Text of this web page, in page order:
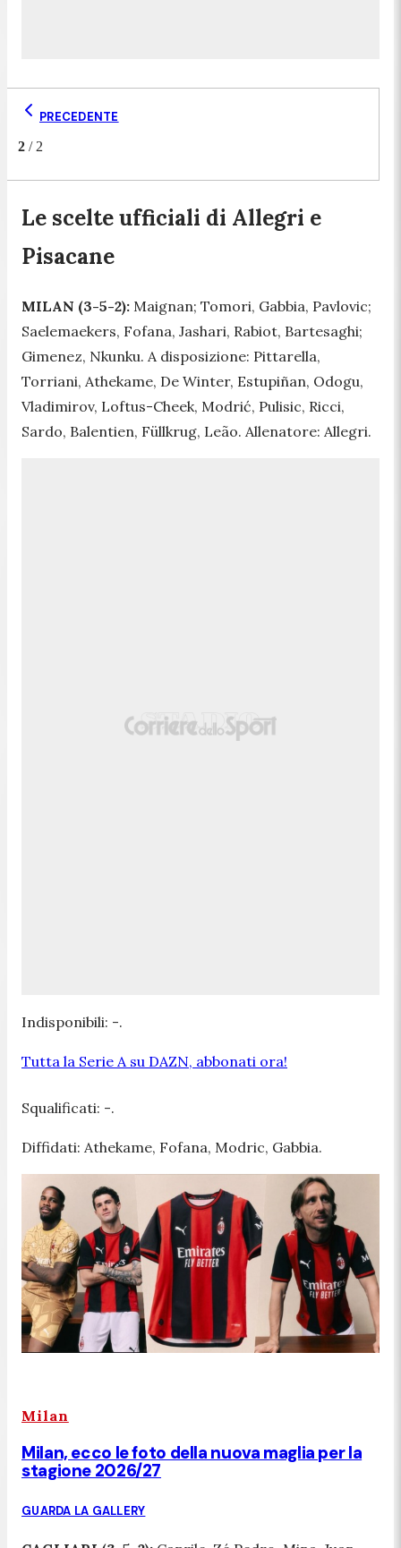
PRECEDENTE
2 / 2
Le scelte ufficiali di Allegri e
Pisacane
MILAN (3-5-2): Maignan; Tomori, Gabbia, Pavlovic;
Saelemaekers, Fofana, Jashari, Rabiot, Bartesaghi;
Gimenez, Nkunku. A disposizione: Pittarella,
Torriani, Athekame, De Winter, Estupiñan, Odogu,
Vladimirov, Loftus-Cheek, Modrić, Pulisic, Ricci,
Sardo, Balentien, Füllkrug, Leão. Allenatore: Allegri.
Indisponibili: -.
Tutta la Serie A su DAZN, abbonati ora!
Squalificati: -.
Diffidati: Athekame, Fofana, Modric, Gabbia.
Milan
Milan, ecco le foto della nuova maglia per la
stagione 2026/27
GUARDA LA GALLERY